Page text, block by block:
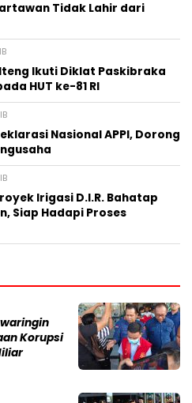
Tidak Lahir dari
Ikuti Diklat Paskibraka
HUT ke-81 RI
Nasional APPI, Dorong
Irigasi D.I.R. Bahatap
Siap Hadapi Proses
Korupsi